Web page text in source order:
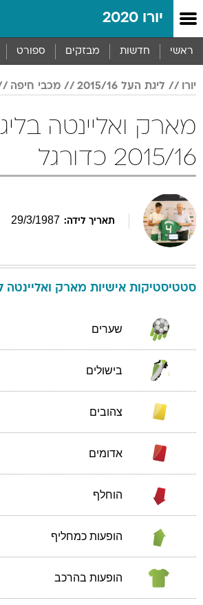
יורו 2020
ראשי חדשות מבזקים ספורט
יורו ליגת העל 2015/16 מכבי חיפה
מארק ואליינטה
2015/16 כדורגל
תאריך לידה: 29/3/1987
סטטיסטיקות אישיות מארק ואליינטה
שערים
בישולים
צהובים
אדומים
הוחלף
הופעות כמחליף
הופעות בהרכב